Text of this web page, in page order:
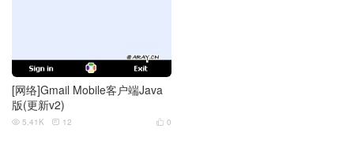
[网络]Gmail Mobile客户端Java
版(更新v2)
 0
 5.41K  12